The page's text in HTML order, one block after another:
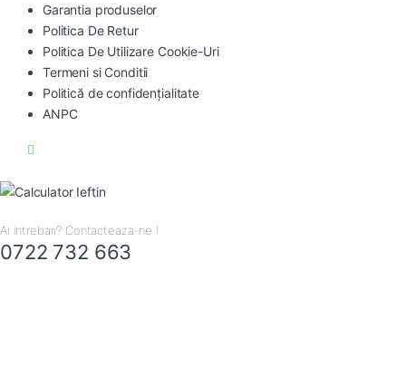
Garantia produselor
Politica De Retur
Politica De Utilizare Cookie-Uri
Termeni si Conditii
Politică de confidențialitate
ANPC
Ai intrebari? Contacteaza-ne !
0722 732 663